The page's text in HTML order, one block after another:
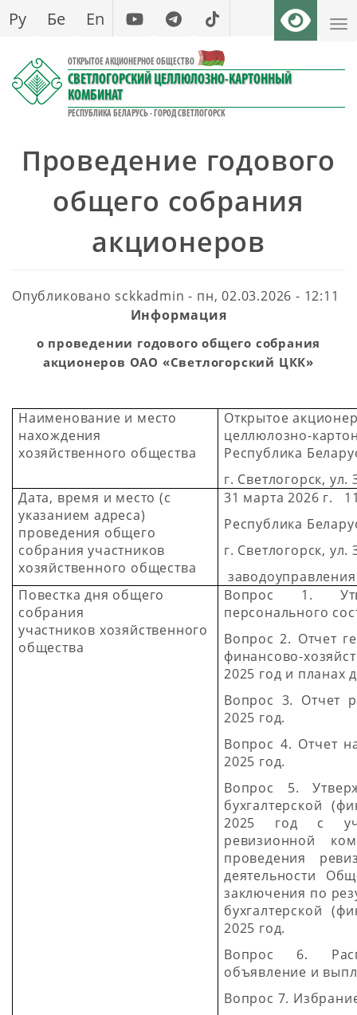
Перейти
содержанию
Ру Бе En
ОТКРЫТОЕ АКЦИОНЕРНОЕ ОБЩЕСТВО
СВЕТЛОГОРСКИЙ ЦЕЛЛЮЛОЗНО-КАРТОННЫЙ
КОМБИНАТ
РЕСПУБЛИКА БЕЛАРУСЬ - ГОРОД СВЕТЛОГОРСК
Проведение годового
общего собрания
акционеров
Опубликованоsckkadmin - пн, 02.03.2026 - 12:11
Информация
о проведении годового общего собрания
акционеров ОАО «Светлогорский ЦКК»
Наименование и место
нахождения
хозяйственного общества
Открытое
целлюлозно-
Республика
г. Светлогорск, ул.
Дата, время и место (с
указанием адреса)
проведения общего
собрания участников
хозяйственного общества
31 марта 2026 г.
Республика
г. Светлогорск,
заводоуправления
Повестка дня общего
собрания
участников хозяйственного
общества
Вопрос 1.
персонального
Вопрос 2. Отчет
финансово-
2025 год и планах
Вопрос 3. Отчет
2025 год.
Вопрос 4. Отчет
2025 год.
Вопрос 5.
бухгалтерской
2025 год с
ревизионной
проведения
деятельности
заключения по
бухгалтерской
2025 год.
Вопрос 6.
объявление и
Вопрос 7.